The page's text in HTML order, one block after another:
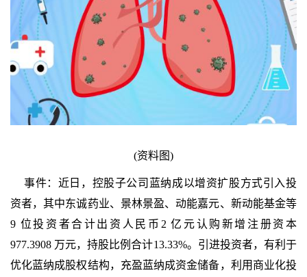
(资料图)
事件：近日，控股子公司蓝纳成以增资扩股方式引入投
资者，其中东诚药业、景林景盈、动能嘉元、新动能基金等
9 位投资者合计出资人民币2 亿元认购新增注册资本
977.3908 万元，持股比例合计13.33%。引进投资者，有利于
优化蓝纳成股权结构，充盈蓝纳成资金储备，利用商业化投